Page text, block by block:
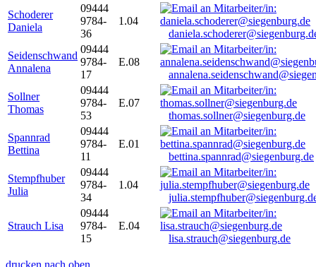
Schoderer
Daniela
09444
9784-
36
1.04
Seidenschwand
Annalena
09444
9784-
17
E.08
Sollner
Thomas
09444
9784-
53
E.07
thomas.sollner@siegenburg.de
Spannrad
Bettina
09444
9784-
11
E.01
bettina.spannrad@siegenburg.de
Stempfhuber
Julia
09444
9784-
34
1.04
Strauch Lisa
09444
9784-
15
E.04
lisa.strauch@siegenburg.de